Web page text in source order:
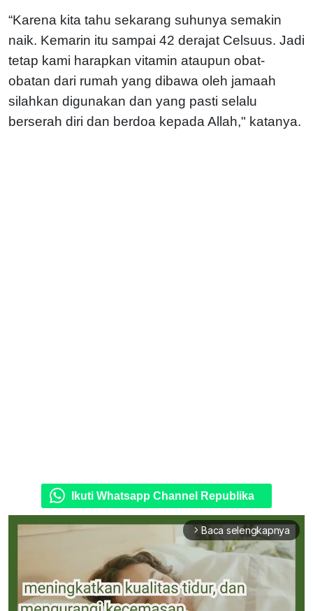
“Karena kita tahu sekarang suhunya semakin
naik. Kemarin itu sampai 42 derajat Celsuus. Jadi
tetap kami harapkan vitamin ataupun obat-
obatan dari rumah yang dibawa oleh jamaah
silahkan digunakan dan yang pasti selalu
berserah diri dan berdoa kepada Allah," katanya.
Ikuti Whatsapp Channel Republika
arrow_forward_ios Baca selengkapnya